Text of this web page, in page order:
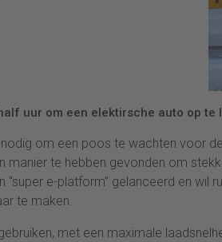
uur om een elektirsche auto op te
om een poos te wachten voor
manier te hebben gevonden om
“super e-platform” gelanceerd en
te maken.
met een maximale